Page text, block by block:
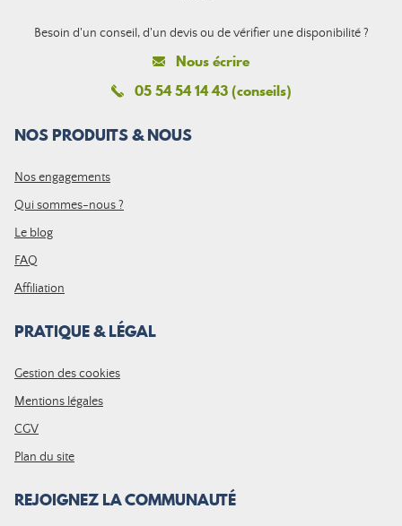
Besoin d'un conseil, d'un devis ou de vérifier une disponibilité ?
Nous écrire
05 54 54 14 43 (conseils)
NOS PRODUITS & NOUS
Nos engagements
Qui sommes-nous ?
Le blog
FAQ
Affiliation
PRATIQUE & LÉGAL
Gestion des cookies
Mentions légales
CGV
Plan du site
REJOIGNEZ LA COMMUNAUTÉ